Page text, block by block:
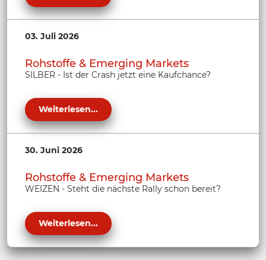
03. Juli 2026
Rohstoffe & Emerging Markets
SILBER - Ist der Crash jetzt eine Kaufchance?
Weiterlesen...
30. Juni 2026
Rohstoffe & Emerging Markets
WEIZEN - Steht die nächste Rally schon bereit?
Weiterlesen...